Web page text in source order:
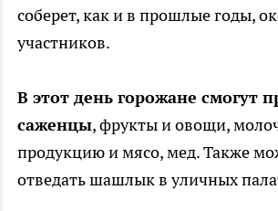
соберет, как и в прошлые годы,
участников.
В этот день горожане смогут
саженцы, фрукты и овощи,
продукцию и мясо, мед. Также
отведать шашлык в уличных